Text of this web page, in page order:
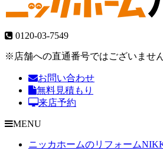
0120-03-7549
※店舗への直通番号ではございませ
お問い合わせ
無料見積もり
来店予約
MENU
ニッカホームのリフォーム